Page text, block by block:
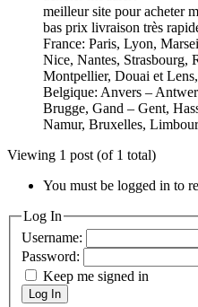
meilleur site pour acheter
bas prix livraison très
France: Paris, Lyon,
Nice, Nantes, Strasbourg,
Montpellier, Douai et
Belgique: Anvers –
Brugge, Gand – Gent,
Namur, Bruxelles,
Viewing 1 post (of 1 total)
You must be logged in to
Log In
Username:
Password:
Keep me signed in
Log In